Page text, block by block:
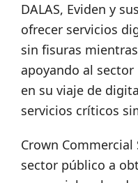
DALAS, Eviden y
ofrecer servicios
sin fisuras
apoyando al
en su viaje de
servicios críticos
Crown Commercial
sector público a